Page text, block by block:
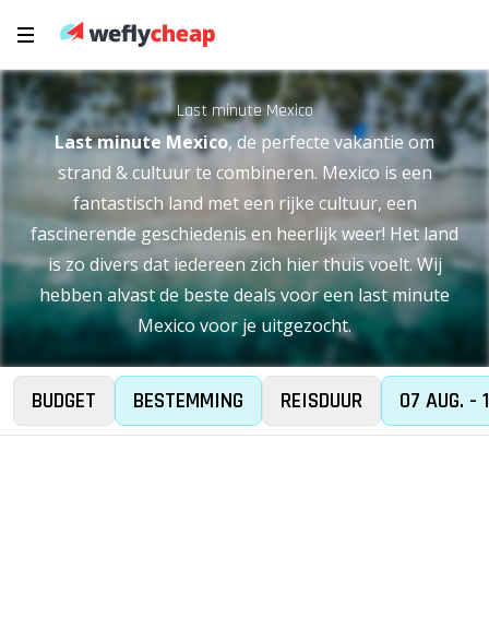
Last minute Mexico
Last minute Mexico, de perfecte vakantie om
strand & cultuur te combineren. Mexico is een
fantastisch land met een rijke cultuur, een
fascinerende geschiedenis en heerlijk weer! Het land
is zo divers dat iedereen zich hier thuis voelt. Wij
hebben alvast de beste deals voor een last minute
Mexico voor je uitgezocht.
BUDGET BESTEMMING REISDUUR 07 AUG. -